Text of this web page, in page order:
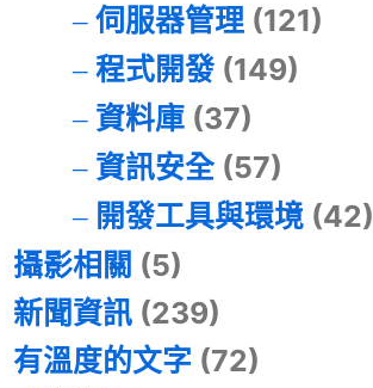
伺服器管理(121)
程式開發(149)
資料庫(37)
資訊安全(57)
開發工具與環境(42)
攝影相關 (5)
新聞資訊 (239)
有溫度的文字 (72)